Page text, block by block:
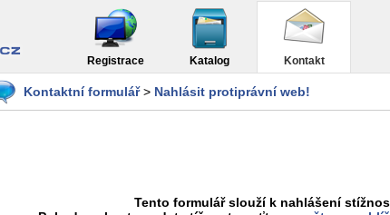
Registrace Katalog Kontakt
Kontaktní formulář> Nahlásit protiprávní web!
Tento formulář slouží k nahlášení